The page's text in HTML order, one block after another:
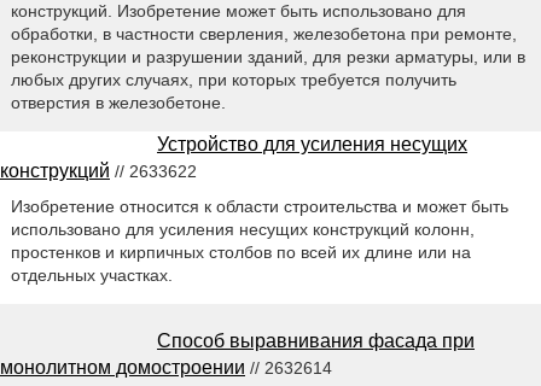
конструкций. Изобретение может быть использовано для
обработки, в частности сверления, железобетона при ремонте,
реконструкции и разрушении зданий, для резки арматуры, или в
любых других случаях, при которых требуется получить
отверстия в железобетоне.
Устройство для усиления несущих
конструкций // 2633622
Изобретение относится к области строительства и может быть
использовано для усиления несущих конструкций колонн,
простенков и кирпичных столбов по всей их длине или на
отдельных участках.
Способ выравнивания фасада при
монолитном домостроении // 2632614